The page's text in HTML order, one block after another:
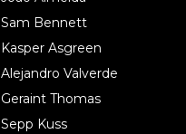
Sam Bennett
Kasper Asgreen
Alejandro Valverde
Geraint Thomas
Sepp Kuss